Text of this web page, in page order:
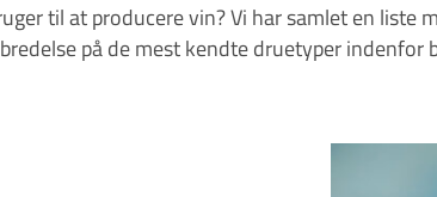
til at producere vin? Vi har samlet en liste
på de mest kendte druetyper